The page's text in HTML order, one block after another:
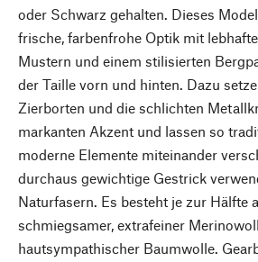
oder Schwarz gehalten. Dieses
frische, farbenfrohe Optik mit
Mustern und einem stilisierten
der Taille vorn und hinten. Dazu
Zierborten und die schlichten
markanten Akzent und lassen so
moderne Elemente miteinander
durchaus gewichtige Gestrick
Naturfasern. Es besteht je zur Hälfte
schmiegsamer, extrafeiner
hautsympathischer Baumwolle.